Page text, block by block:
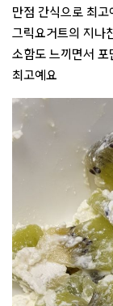
만점 간식으로 최고
그릭요거트의 지나
소함도 느끼면서 포
최고예요